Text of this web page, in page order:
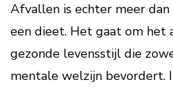
Afvallen is echter meer
een dieet. Het gaat om het
gezonde levensstijl die
mentale welzijn bevordert.